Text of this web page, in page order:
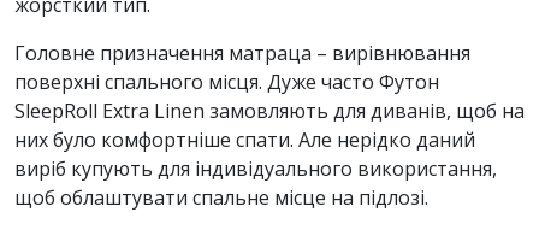
Головне призначення матраца – вирівнювання
поверхні спального місця. Дуже часто Футон
SleepRoll Extra Linen замовляють для диванів, щоб на
них було комфортніше спати. Але нерідко даний
виріб купують для індивідуального використання,
щоб облаштувати спальне місце на підлозі.